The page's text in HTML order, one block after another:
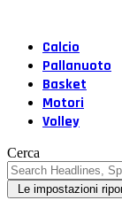
Calcio
Pallanuoto
Basket
Motori
Volley
Cerca